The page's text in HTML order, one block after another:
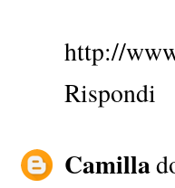
http://
Rispondi
Camilla